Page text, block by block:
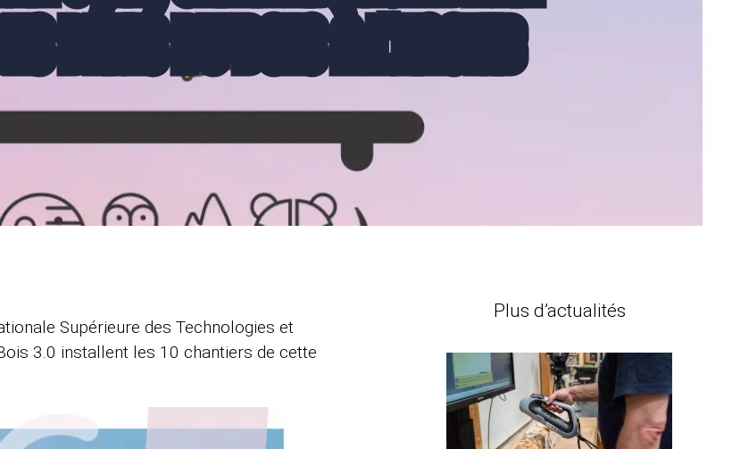
DÉFIS DU BOIS À L’ENSTIB
Supérieure des Technologies et
3.0 installent les 10 chantiers de cette
Plus d’actualités